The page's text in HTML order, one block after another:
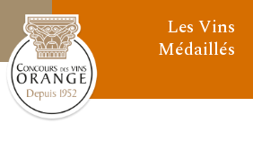
Les Vins
Médaillés